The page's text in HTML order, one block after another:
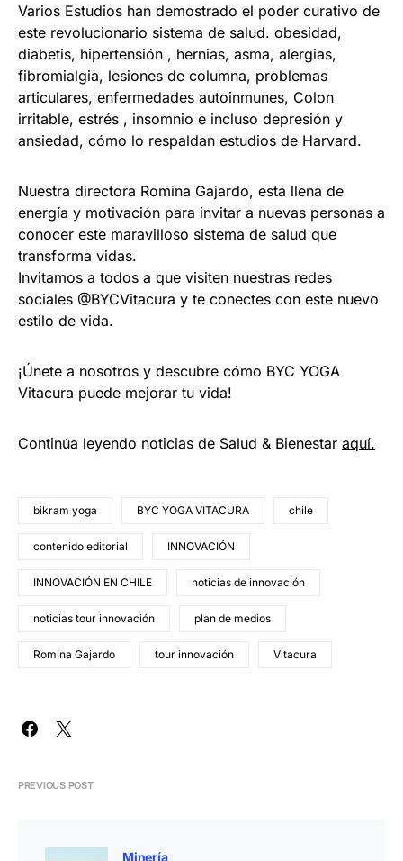
Varios Estudios han demostrado el poder curativo de
este revolucionario sistema de salud. obesidad,
diabetis, hipertensión , hernias, asma, alergias,
fibromialgia, lesiones de columna, problemas
articulares, enfermedades autoinmunes, Colon
irritable, estrés , insomnio e incluso depresión y
ansiedad, cómo lo respaldan estudios de Harvard.
Nuestra directora Romina Gajardo, está llena de
energía y motivación para invitar a nuevas personas a
conocer este maravilloso sistema de salud que
transforma vidas.
Invitamos a todos a que visiten nuestras redes
sociales @BYCVitacura y te conectes con este nuevo
estilo de vida.
¡Únete a nosotros y descubre cómo BYC YOGA
Vitacura puede mejorar tu vida!
Continúa leyendo noticias de Salud & Bienestar aquí.
bikram yoga BYC YOGA VITACURA chile
contenido editorial INNOVACIÓN
INNOVACIÓN EN CHILE noticias de innovación
noticias tour innovación plan de medios
Romina Gajardo tour innovación Vitacura
PREVIOUS POST
Minería